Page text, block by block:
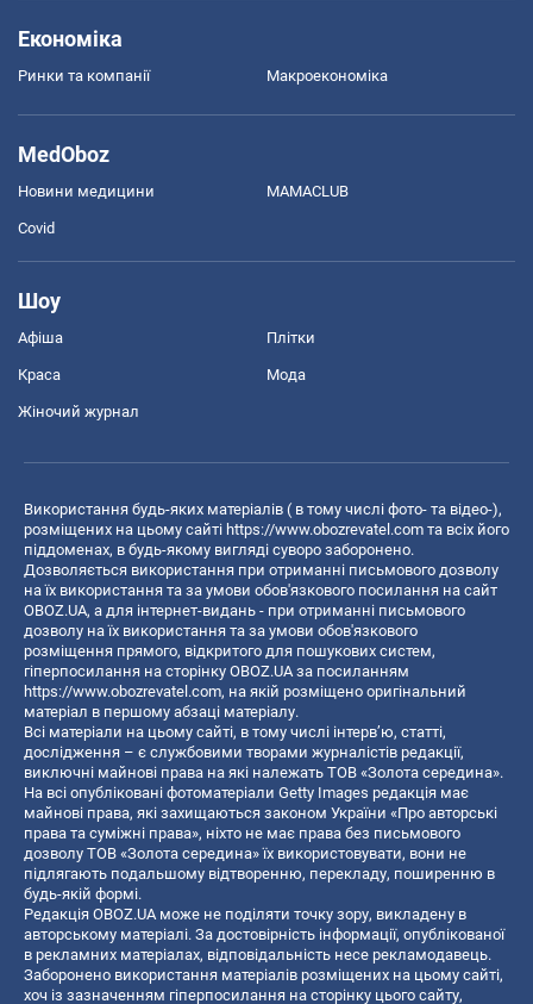
Економіка
Ринки та компанії Макроекономіка
MedOboz
Новини медицини MAMACLUB
Covid
Шоу
Афіша Плітки
Краса Мода
Жіночий журнал
Використання будь-яких матеріалів ( в тому числі фото- та відео-),
розміщених на цьому сайті https://www.obozrevatel.com та всіх його
піддоменах, в будь-якому вигляді суворо заборонено.
Дозволяється використання при отриманні письмового дозволу
на їх використання та за умови обов'язкового посилання на сайт
OBOZ.UA, а для інтернет-видань - при отриманні письмового
дозволу на їх використання та за умови обов'язкового
розміщення прямого, відкритого для пошукових систем,
гіперпосилання на сторінку OBOZ.UA за посиланням
https://www.obozrevatel.com, на якій розміщено оригінальний
матеріал в першому абзаці матеріалу.
Всі матеріали на цьому сайті, в тому числі інтерв’ю, статті,
дослідження – є службовими творами журналістів редакції,
виключні майнові права на які належать ТОВ «Золота середина».
На всі опубліковані фотоматеріали Getty Images редакція має
майнові права, які захищаються законом України «Про авторські
права та суміжні права», ніхто не має права без письмового
дозволу ТОВ «Золота середина» їх використовувати, вони не
підлягають подальшому відтворенню, перекладу, поширенню в
будь-якій формі.
Редакція OBOZ.UA може не поділяти точку зору, викладену в
авторському матеріалі. За достовірність інформації, опублікованої
в рекламних матеріалах, відповідальність несе рекламодавець.
Заборонено використання матеріалів розміщених на цьому сайті,
хоч із зазначенням гіперпосилання на сторінку цього сайту,